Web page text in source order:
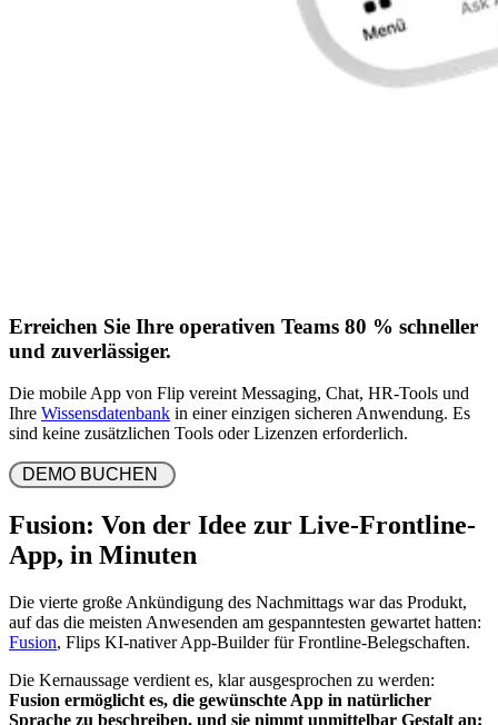
Erreichen Sie Ihre operativen Teams 80 % schneller
und zuverlässiger.
Die mobile App von Flip vereint Messaging, Chat, HR-Tools und
Ihre Wissensdatenbank in einer einzigen sicheren Anwendung. Es
sind keine zusätzlichen Tools oder Lizenzen erforderlich.
Fusion: Von der Idee zur Live-Frontline-
App, in Minuten
Die vierte große Ankündigung des Nachmittags war das Produkt,
auf das die meisten Anwesenden am gespanntesten gewartet hatten:
Fusion, Flips KI-nativer App-Builder für Frontline-Belegschaften.
Die Kernaussage verdient es, klar ausgesprochen zu werden:
Fusion ermöglicht es, die gewünschte App in natürlicher
Sprache zu beschreiben, und sie nimmt unmittelbar Gestalt an: